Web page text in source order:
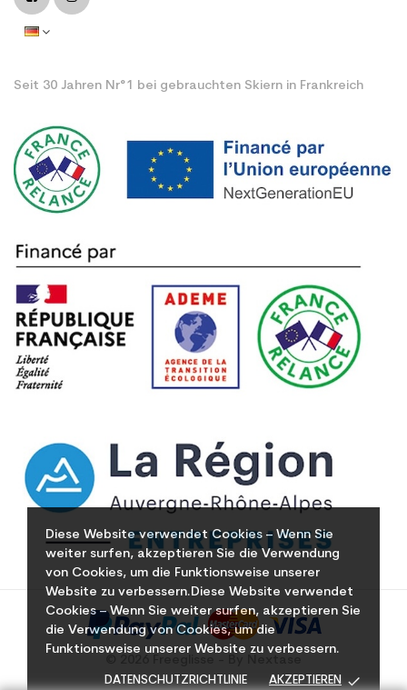
Diese Website verwendet Cookies – Wenn Sie
weiter surfen, akzeptieren Sie die Verwendung
von Cookies, um die Funktionsweise unserer
Website zu verbessern.Diese Website verwendet
Cookies – Wenn Sie weiter surfen, akzeptieren Sie
die Verwendung von Cookies, um die
Funktionsweise unserer Website zu verbessern.
DATENSCHUTZRICHTLINIE AKZEPTIEREN done
Seit 30 Jahren Nr°1 bei gebrauchten Skiern in Frankreich